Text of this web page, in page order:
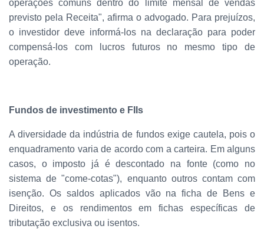
operações comuns dentro do limite mensal de vendas
previsto pela Receita", afirma o advogado. Para prejuízos,
o investidor deve informá-los na declaração para poder
compensá-los com lucros futuros no mesmo tipo de
operação.
Fundos de investimento e FIIs
A diversidade da indústria de fundos exige cautela, pois o
enquadramento varia de acordo com a carteira. Em alguns
casos, o imposto já é descontado na fonte (como no
sistema de "come-cotas"), enquanto outros contam com
isenção. Os saldos aplicados vão na ficha de Bens e
Direitos, e os rendimentos em fichas específicas de
tributação exclusiva ou isentos.